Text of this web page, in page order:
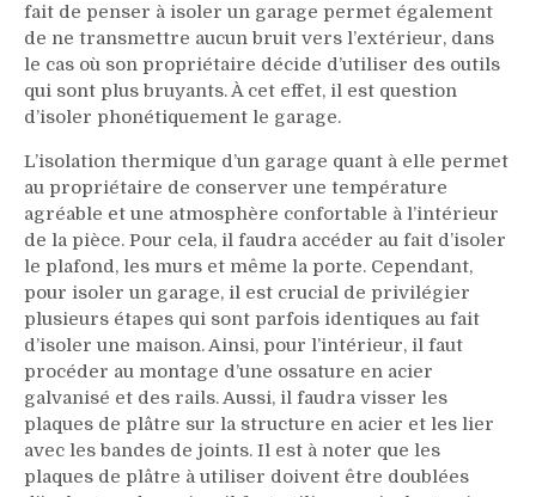
fait de penser à isoler un garage permet également
de ne transmettre aucun bruit vers l’extérieur, dans
le cas où son propriétaire décide d’utiliser des outils
qui sont plus bruyants. À cet effet, il est question
d’isoler phonétiquement le garage.
L’isolation thermique d’un garage quant à elle permet
au propriétaire de conserver une température
agréable et une atmosphère confortable à l’intérieur
de la pièce. Pour cela, il faudra accéder au fait d’isoler
le plafond, les murs et même la porte. Cependant,
pour isoler un garage, il est crucial de privilégier
plusieurs étapes qui sont parfois identiques au fait
d’isoler une maison. Ainsi, pour l’intérieur, il faut
procéder au montage d’une ossature en acier
galvanisé et des rails. Aussi, il faudra visser les
plaques de plâtre sur la structure en acier et les lier
avec les bandes de joints. Il est à noter que les
plaques de plâtre à utiliser doivent être doublées